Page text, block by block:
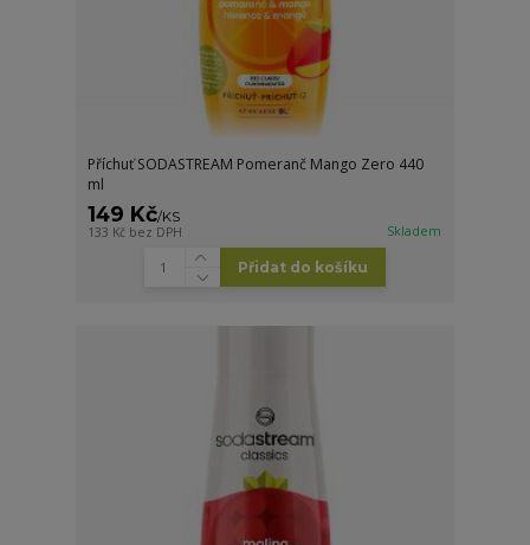
Příchuť SODASTREAM Pomeranč Mango Zero 440
ml
149 Kč/KS
133 Kč bez DPH Skladem
Přidat do košíku